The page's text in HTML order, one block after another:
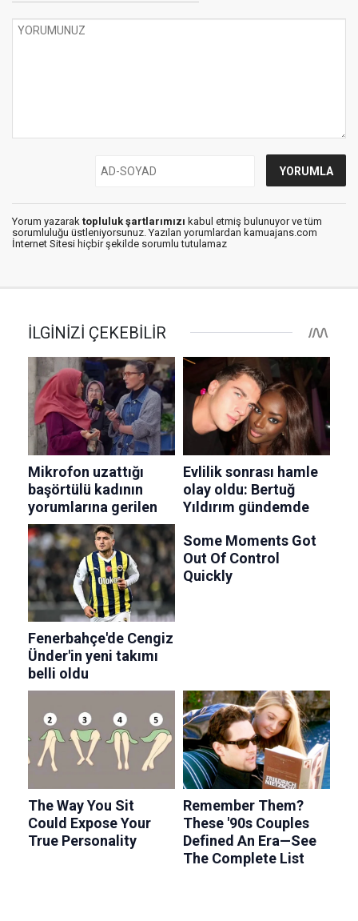
Yorum yazarak topluluk şartlarımızı kabul etmiş bulunuyor ve tüm
sorumluluğu üstleniyorsunuz. Yazılan yorumlardan kamuajans.com
İnternet Sitesi hiçbir şekilde sorumlu tutulamaz